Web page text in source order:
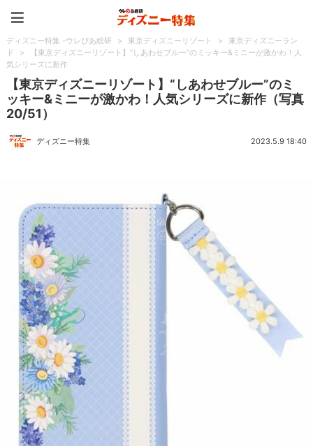
ディズニー特集 -ウレぴあ総研 > 東京ディズニーリゾート >
東京ディズニーラン
ド
>
【東京ディズニーリゾート】“しあわせブルー”のミッキー&ミニーが激かわ！人
気シリーズに新作
【東京ディズニーリゾート】“しあわせブルー”のミ
ッキー&ミニーが激かわ！人気シリーズに新作（写真
20/51）
ディズニー特集 2023.5.9 18:40